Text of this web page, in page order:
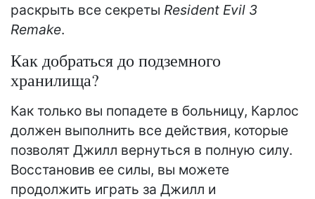
раскрыть все секреты Resident Evil 3
Remake.
Как добраться до подземного
хранилища?
Как только вы попадете в больницу, Карлос
должен выполнить все действия, которые
позволят Джилл вернуться в полную силу.
Восстановив ее силы, вы можете
продолжить играть за Джилл и